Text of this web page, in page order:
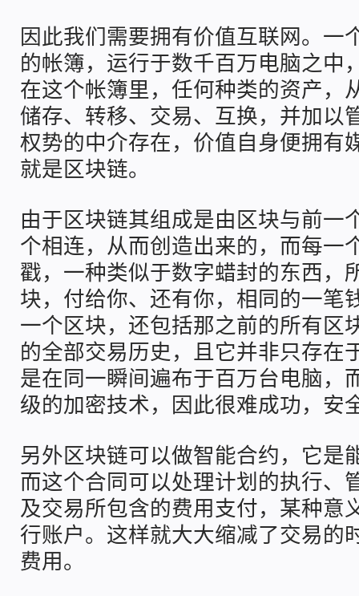
因此我们需要拥有价值互联网。一
的帐簿，运行于数千百万电脑之中
在这个帐簿里，任何种类的资产，
储存、转移、交易、互换，并加以
权势的中介存在，价值自身便拥有
就是区块链。
由于区块链其组成是由区块与前一
个相连，从而创造出来的，而每一
戳，一种类似于数字蜡封的东西，
块，付给你、还有你，相同的一笔
一个区块，还包括那之前的所有区
的全部交易历史，且它并非只存在
是在同一瞬间遍布于百万台电脑，
级的加密技术，因此很难成功，安
另外区块链可以做智能合约，它是
而这个合同可以处理计划的执行、
及交易所包含的费用支付，某种意
行账户。这样就大大缩减了交易的
费用。